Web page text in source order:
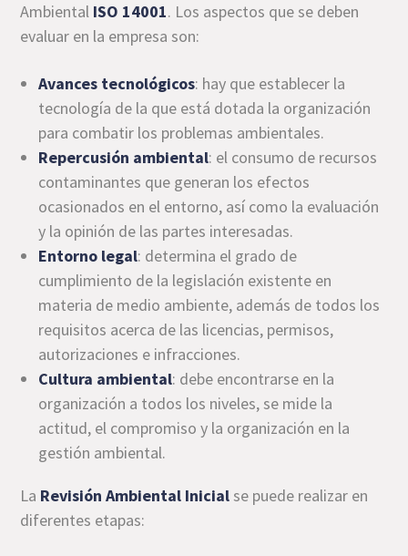
Ambiental ISO 14001. Los aspectos que se deben
evaluar en la empresa son:
Avances tecnológicos: hay que establecer la
tecnología de la que está dotada la organización
para combatir los problemas ambientales.
Repercusión ambiental: el consumo de recursos
contaminantes que generan los efectos
ocasionados en el entorno, así como la evaluación
y la opinión de las partes interesadas.
Entorno legal: determina el grado de
cumplimiento de la legislación existente en
materia de medio ambiente, además de todos los
requisitos acerca de las licencias, permisos,
autorizaciones e infracciones.
Cultura ambiental: debe encontrarse en la
organización a todos los niveles, se mide la
actitud, el compromiso y la organización en la
gestión ambiental.
La Revisión Ambiental Inicialse puede realizar en
diferentes etapas: